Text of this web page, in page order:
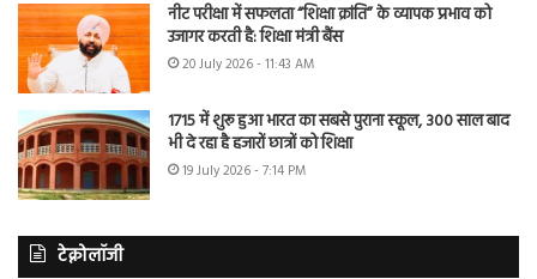
नीट परीक्षा में सफलता “शिक्षा क्रांति” के व्यापक प्रभाव को
उजागर करती है: शिक्षा मंत्री बैंस
20 July 2026 - 11:43 AM
1715 में शुरू हुआ भारत का सबसे पुराना स्कूल, 300 साल बाद
भी दे रहा है हजारों छात्रों को शिक्षा
19 July 2026 - 7:14 PM
टेक्नोलॉजी